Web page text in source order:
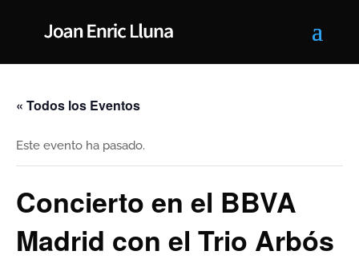
« Todos los Eventos
Este evento ha pasado.
Concierto en el BBVA
Madrid con el Trio Arbós